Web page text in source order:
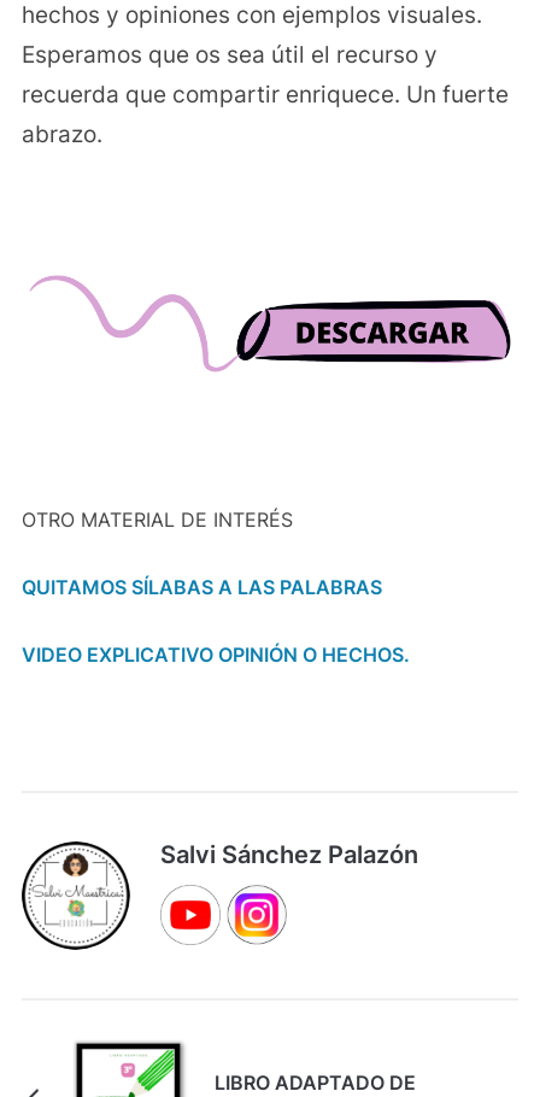
hechos y opiniones con ejemplos visuales.
Esperamos que os sea útil el recurso y
recuerda que compartir enriquece. Un fuerte
abrazo.
OTRO MATERIAL DE INTERÉS
QUITAMOS SÍLABAS A LAS PALABRAS
VIDEO EXPLICATIVO OPINIÓN O HECHOS.
Salvi Sánchez Palazón
LIBRO ADAPTADO DE